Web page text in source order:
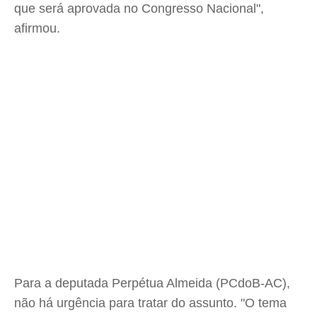
que será aprovada no Congresso Nacional",
afirmou.
Para a deputada Perpétua Almeida (PCdoB-AC),
não há urgência para tratar do assunto. "O tema